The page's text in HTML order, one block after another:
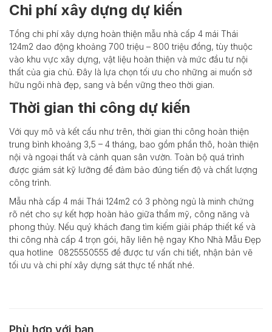
Chi phí xây dựng dự kiến
Tổng chi phí xây dựng hoàn thiện mẫu nhà cấp 4 mái Thái
124m2 dao động khoảng 700 triệu – 800 triệu đồng, tùy thuộc
vào khu vực xây dựng, vật liệu hoàn thiện và mức đầu tư nội
thất của gia chủ. Đây là lựa chọn tối ưu cho những ai muốn sở
hữu ngôi nhà đẹp, sang và bền vững theo thời gian.
Thời gian thi công dự kiến
Với quy mô và kết cấu như trên, thời gian thi công hoàn thiện
trung bình khoảng 3,5 – 4 tháng, bao gồm phần thô, hoàn thiện
nội và ngoại thất và cảnh quan sân vườn. Toàn bộ quá trình
được giám sát kỹ lưỡng để đảm bảo đúng tiến độ và chất lượng
công trình.
Mẫu nhà cấp 4 mái Thái 124m2 có 3 phòng ngủ là minh chứng
rõ nét cho sự kết hợp hoàn hảo giữa thẩm mỹ, công năng và
phong thủy. Nếu quý khách đang tìm kiếm giải pháp thiết kế và
thi công nhà cấp 4 trọn gói, hãy liên hệ ngay Kho Nhà Mẫu Đẹp
qua hotline 0825550555 để được tư vấn chi tiết, nhận bản vẽ
tối ưu và chi phí xây dựng sát thực tế nhất nhé.
Phù hợp với bạn